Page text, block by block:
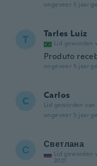
ongeveer 5 jaar
T Tarles Luiz
Lid geworden
Produto
ongeveer 5 jaar
C Carlos
Lid geworden van
ongeveer 5 jaar
С Светлана
Lid geworden
2021